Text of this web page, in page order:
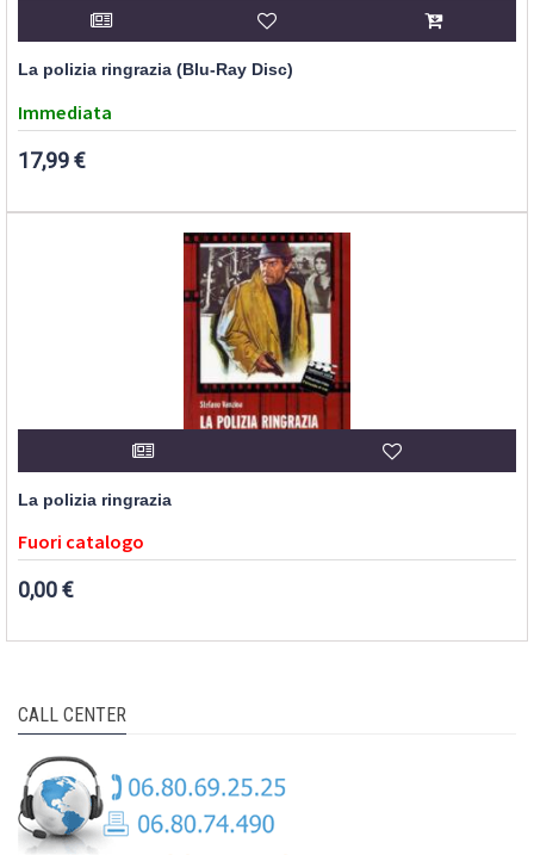
La polizia ringrazia (Blu-Ray Disc)
Immediata
17,99 €
La polizia ringrazia
Fuori catalogo
0,00 €
CALL CENTER